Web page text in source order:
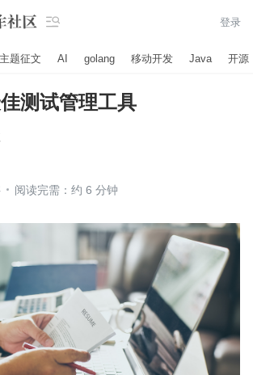
 登录
主题征文 AI golang 移动开发 Java 开源
测试管理工具
阅读完需：约 6 分钟